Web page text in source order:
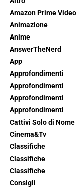
Amazon Prime Video
Animazione
Anime
AnswerTheNerd
App
Approfondimenti
Approfondimenti
Approfondimenti
Approfondimenti
Cattivi Solo di Nome
Cinema&Tv
Classifiche
Classifiche
Classifiche
Consigli